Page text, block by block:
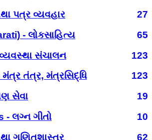
પત્ર વ્યવહાર
27
- લોકસાહિત્ય
65
સંચાલન
123
તંત્ર, મંત્રસિદ્ધિ
123
સેવા
19
- લગ્ન ગીતો
10
ગણિતશાસ્ત્ર
62